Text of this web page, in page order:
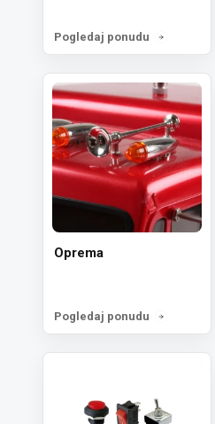
Pogledaj ponudu
Oprema
Pogledaj ponudu